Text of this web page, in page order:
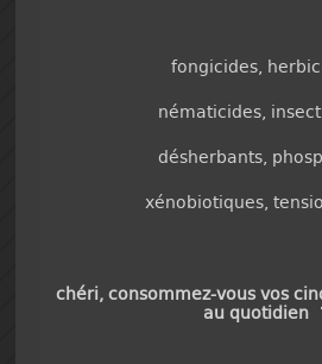
fongicides,
nématicides,
désherbants,
xénobiotiques,
chéri, consommez-vous vos
au quotidien